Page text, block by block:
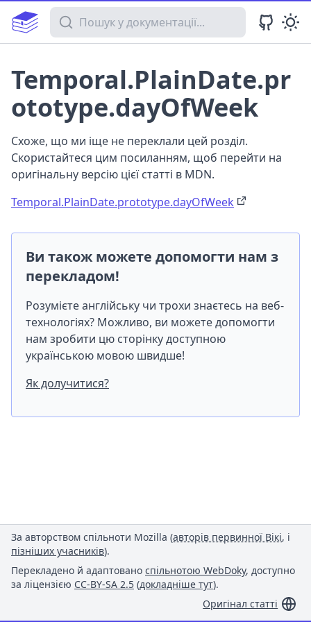
Пошук у документації
Temporal.PlainDate.pr
ototype.dayOfWeek
Схоже, що ми іще не переклали цей розділ.
Скористайтеся цим посиланням, щоб перейти на
оригінальну версію цієї статті в MDN.
Temporal.PlainDate.prototype.dayOfWeek
Ви також можете допомогти нам з
перекладом!
Розумієте англійську чи трохи знаєтесь на веб-
технологіях? Можливо, ви можете допомогти
нам зробити цю сторінку доступною
українською мовою швидше!
Як долучитися?
За авторством спільноти Mozilla (авторів первинної Вікі, і
пізніших учасників).
Перекладено й адаптовано спільнотою WebDoky, доступно
за ліцензією CC-BY-SA 2.5 (докладніше тут).
Оригінал статті